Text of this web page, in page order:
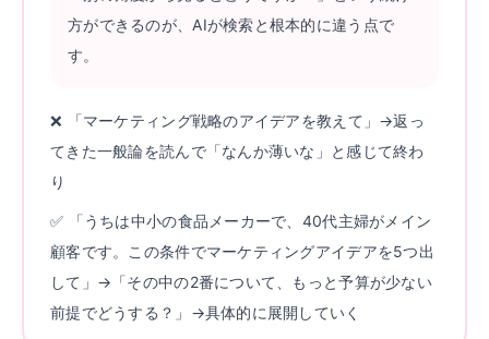
方ができるのが、AIが検索と根本的に違う点で
す。
❌ 「マーケティング戦略のアイデアを教えて」→返っ
てきた一般論を読んで「なんか薄いな」と感じて終わ
り
✅ 「うちは中小の食品メーカーで、40代主婦がメイン
顧客です。この条件でマーケティングアイデアを5つ出
して」→「その中の2番について、もっと予算が少ない
前提でどうする？」→具体的に展開していく